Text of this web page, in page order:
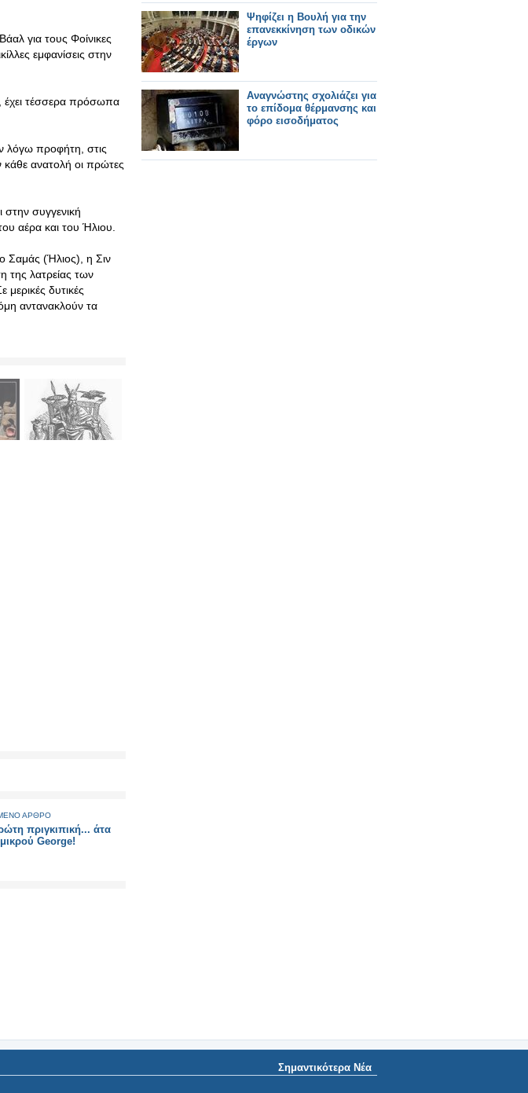
για τους Φοίνικες
εμφανίσεις στην
έχει τέσσερα πρόσωπα
λόγω προφήτη, στις
κάθε ανατολή οι πρώτες
συγγενική
αέρα και του Ήλιου.
Σαμάς (Ήλιος), η Σιν
λατρείας των
δυτικές
αντανακλούν τα
ΑΡΘΡΟ
πριγκιπική... άτα
George!
Ψηφίζει η Βουλή για την
επανεκκίνηση των οδικών
έργων
Αναγνώστης σχολιάζει για
το επίδομα θέρμανσης και
φόρο εισοδήματος
Σημαντικότερα Νέα